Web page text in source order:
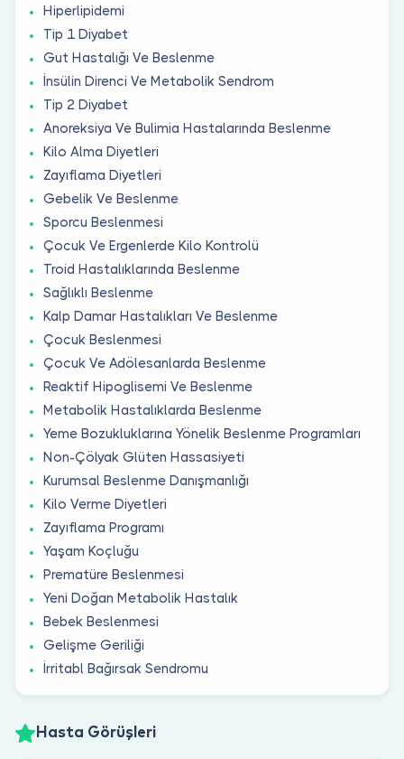
Hiperlipidemi
Tip 1 Diyabet
Gut Hastalığı Ve Beslenme
İnsülin Direnci Ve Metabolik Sendrom
Tip 2 Diyabet
Anoreksiya Ve Bulimia Hastalarında Beslenme
Kilo Alma Diyetleri
Zayıflama Diyetleri
Gebelik Ve Beslenme
Sporcu Beslenmesi
Çocuk Ve Ergenlerde Kilo Kontrolü
Troid Hastalıklarında Beslenme
Sağlıklı Beslenme
Kalp Damar Hastalıkları Ve Beslenme
Çocuk Beslenmesi
Çocuk Ve Adölesanlarda Beslenme
Reaktif Hipoglisemi Ve Beslenme
Metabolik Hastalıklarda Beslenme
Yeme Bozukluklarına Yönelik Beslenme Programları
Non-Çölyak Glüten Hassasiyeti
Kurumsal Beslenme Danışmanlığı
Kilo Verme Diyetleri
Zayıflama Programı
Yaşam Koçluğu
Prematüre Beslenmesi
Yeni Doğan Metabolik Hastalık
Bebek Beslenmesi
Gelişme Geriliği
İrritabl Bağırsak Sendromu
Hasta Görüşleri